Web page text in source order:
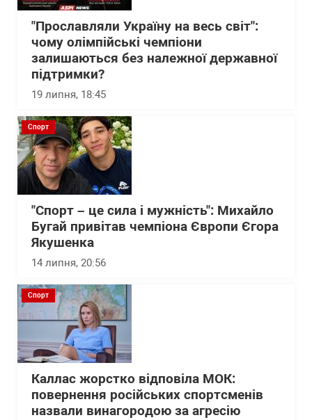
"Прославляли Україну на весь світ":
чому олімпійські чемпіони
залишаються без належної державної
підтримки?
19 липня, 18:45
Спорт
"Спорт – це сила і мужність": Михайло
Бугай привітав чемпіона Європи Єгора
Якушенка
14 липня, 20:56
Спорт
Каллас жорстко відповіла МОК:
повернення російських спортсменів
назвали винагородою за агресію